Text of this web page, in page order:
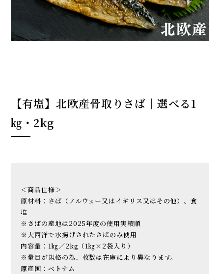
【有塩】北欧産骨取りさば│選べる1
㎏・2kg
＜商品仕様＞
原材料：さば（ノルウェー又はイギリス又はその他）、食
塩
※さばの産地は2025年度の使用実績順
※大西洋で水揚げされたさばのみ使用
内容量：1㎏／2kg（1㎏×2袋入り）
※量目が規格の為、枚数は在庫により異なります。
原産国：ベトナム